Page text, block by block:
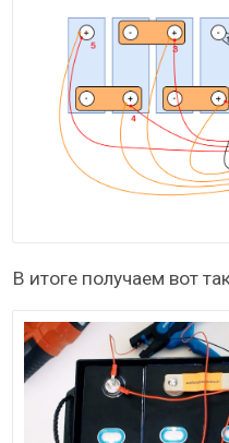
В итоге получаем вот